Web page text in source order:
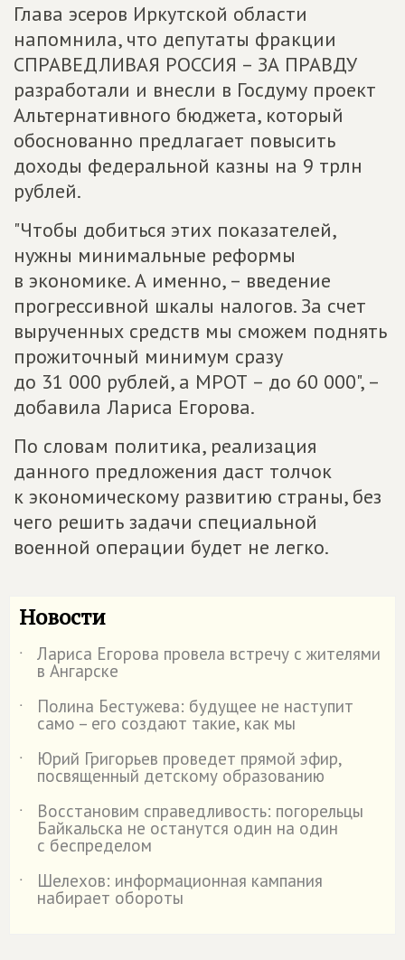
Глава эсеров Иркутской области
напомнила, что депутаты фракции
СПРАВЕДЛИВАЯ РОССИЯ – ЗА ПРАВДУ
разработали и внесли в Госдуму проект
Альтернативного бюджета, который
обоснованно предлагает повысить
доходы федеральной казны на 9 трлн
рублей.
"Чтобы добиться этих показателей,
нужны минимальные реформы
в экономике. А именно, – введение
прогрессивной шкалы налогов. За счет
вырученных средств мы сможем поднять
прожиточный минимум сразу
до 31 000 рублей, а МРОТ – до 60 000", –
добавила Лариса Егорова.
По словам политика, реализация
данного предложения даст толчок
к экономическому развитию страны, без
чего решить задачи специальной
военной операции будет не легко.
Новости
˙ Лариса Егорова провела встречу с жителями
в Ангарске
˙
Полина Бестужева: будущее не наступит
само – его создают такие, как мы
˙
Юрий Григорьев проведет прямой эфир,
посвященный детскому образованию
˙
Восстановим справедливость: погорельцы
Байкальска не останутся один на один
с беспределом
˙
Шелехов: информационная кампания
набирает обороты